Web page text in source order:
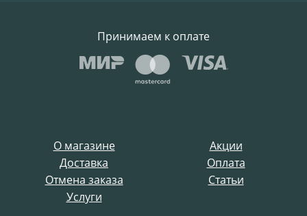
О магазине
Акции
Доставка
Оплата
Отмена заказа
Статьи
Услуги
Принимаем к оплате